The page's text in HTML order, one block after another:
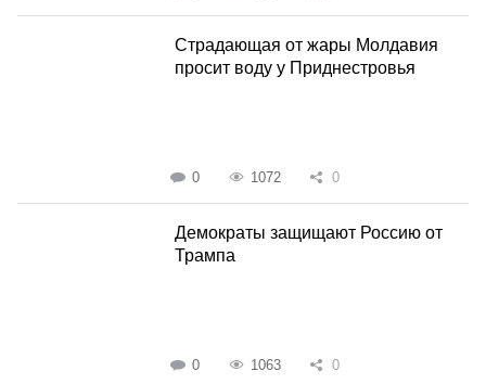
Страдающая от жары Молдавия
просит воду у Приднестровья
0 1072 0
Демократы защищают Россию от
Трампа
0 1063 0